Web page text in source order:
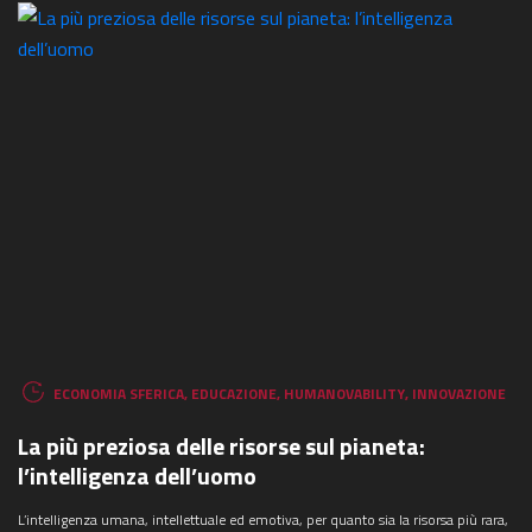
ECONOMIA SFERICA, EDUCAZIONE, HUMANOVABILITY, INNOVAZIONE
La più preziosa delle risorse sul pianeta:
l’intelligenza dell’uomo
L’intelligenza umana, intellettuale ed emotiva, per quanto sia la risorsa più rara,